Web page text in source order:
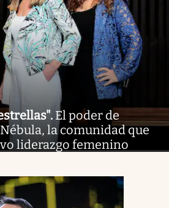
. El poder de
la comunidad que
liderazgo femenino